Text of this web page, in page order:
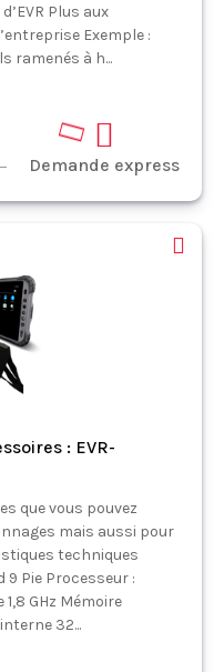
Plus aux
Exemple :
ramenés à h...
Demande express
: EVR-
que vous pouvez
mais aussi pour
techniques
9 Pie Processeur :
GHz Mémoire
32...